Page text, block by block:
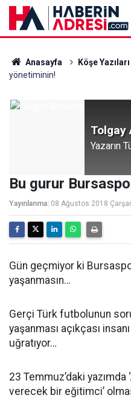
Anasayfa Köşe Yazıları
yönetiminin!
Tolgay
Yazarın
Bu gurur
Yayınlanma: 08 Ağustos 2018
Gün geçmiyor ki
yaşanmasın…
Gerçi Türk futbolunun
yaşanması açıkçası
uğratıyor…
23 Temmuz’daki
verecek bir eğitimci’